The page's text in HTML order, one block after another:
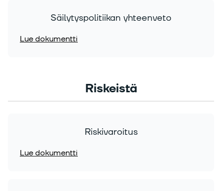
Säilytyspolitiikan yhteenveto
Lue dokumentti
Riskeistä
Riskivaroitus
Lue dokumentti